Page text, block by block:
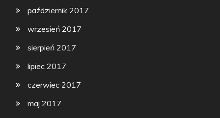
październik 2017
wrzesień 2017
sierpień 2017
lipiec 2017
czerwiec 2017
maj 2017